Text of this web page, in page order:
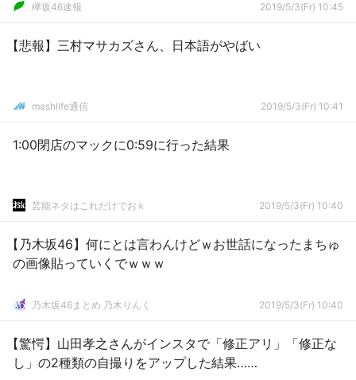
欅坂46速報 2019/5/3(Fr) 10:45
【悲報】三村マサカズさん、日本語がやばい
mashlife通信 2019/5/3(Fr) 10:41
1:00閉店のマックに0:59に行った結果
芸能ネタはこれだけでおｋ 2019/5/3(Fr) 10:40
【乃木坂46】何にとは言わんけどｗお世話になったまちゅ
の画像貼っていくでｗｗｗ
乃木坂46まとめ 乃木りんく 2019/5/3(Fr) 10:40
【驚愕】山田孝之さんがインスタで「修正アリ」「修正な
し」の2種類の自撮りをアップした結果……